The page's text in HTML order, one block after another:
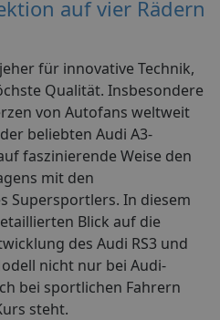
auf vier Rädern
für innovative Technik,
Qualität. Insbesondere
von Autofans weltweit
beliebten Audi A3-
faszinierende Weise den
mit den
Supersportlers. In diesem
Blick auf die
des Audi RS3 und
nicht nur bei Audi-
bei sportlichen Fahrern
steht.